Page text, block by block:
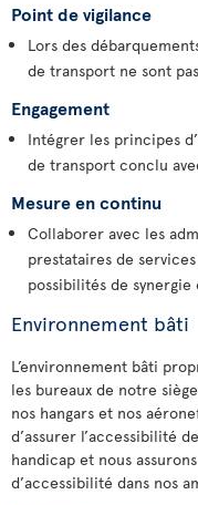
Point de vigilance
Lors des
de transport ne sont
Engagement
Intégrer les principes
de transport conclu
Mesure en continu
Collaborer avec les
prestataires de
possibilités de
Environnement bâti
L’environnement bâti
les bureaux de notre
nos hangars et nos
d’assurer l’accessibilité
handicap et nous
d’accessibilité dans nos